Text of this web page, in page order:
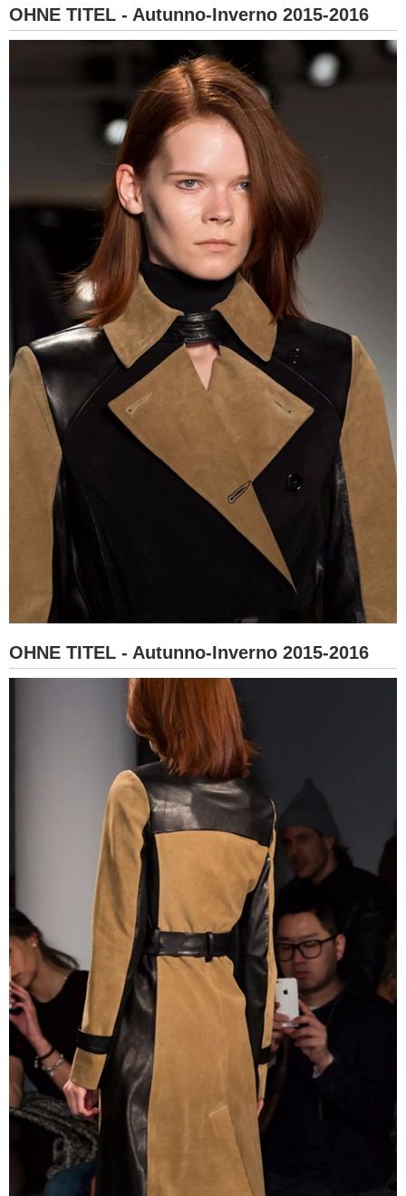
OHNE TITEL - Autunno-Inverno 2015-2016
OHNE TITEL - Autunno-Inverno 2015-2016